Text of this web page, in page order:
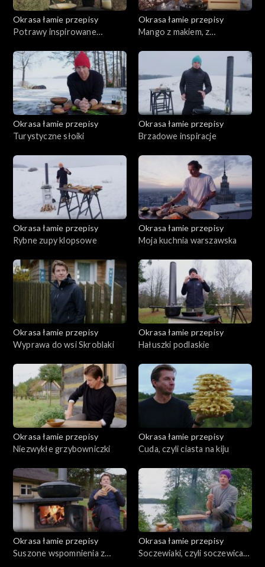
Okrasa łamie przepisy
Potrawy inspirowane
Okrasa łamie przepisy
Mango z makiem, z
Okrasa łamie przepisy
Turystyczne słoiki
Okrasa łamie przepisy
Brzadowe inspiracje
Okrasa łamie przepisy
Rybne zupy klopsowe
Okrasa łamie przepisy
Moja kuchnia warszawska
Okrasa łamie przepisy
Wyprawa do wsi Skroblaki
Okrasa łamie przepisy
Hałuszki podlaskie
Okrasa łamie przepisy
Niezwykłe grzybowniczki
Okrasa łamie przepisy
Cuda, czyli ciasta na kiju
Okrasa łamie przepisy
Suszone wspomnienia z
Okrasa łamie przepisy
Soczewiaki, czyli soczewica